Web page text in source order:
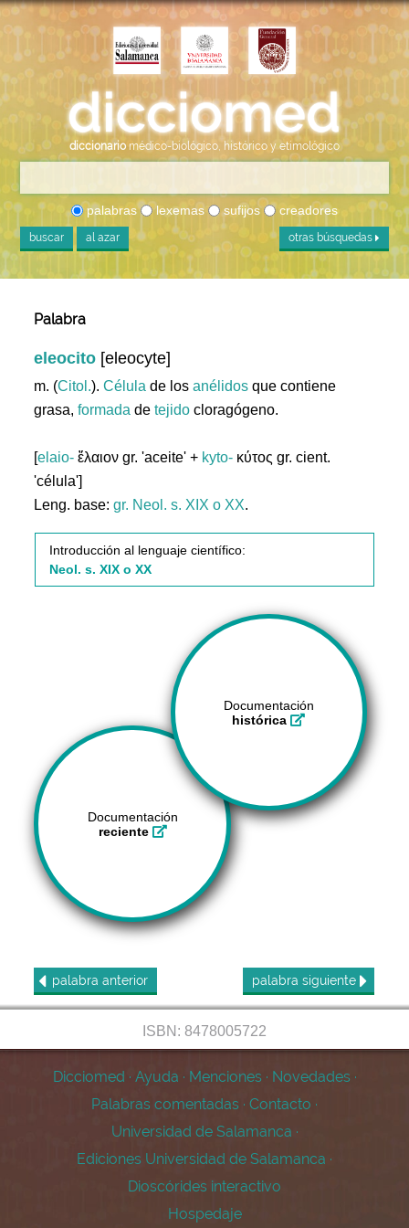
diccionario médico-biológico, histórico y etimológico
palabras lexemas sufijos creadores
buscar al azar otras búsquedas
Palabra
eleocito [eleocyte]
m. (Citol.).Célula de losanélidos que contiene
grasa,formada detejido cloragógeno.
[elaio- ἔλαιον gr. 'aceite' + kyto- κύτος gr. cient.
'célula']
Leng. base:gr. Neol. s. XIX o XX.
Introducción al lenguaje científico:
Neol. s. XIX o XX
Documentación
histórica
Documentación
reciente
palabra anterior palabra siguiente
ISBN: 8478005722
Dicciomed · Ayuda · Menciones · Novedades ·
Palabras comentadas · Contacto ·
Universidad de Salamanca ·
Ediciones Universidad de Salamanca ·
Dioscórides interactivo
Hospedaje